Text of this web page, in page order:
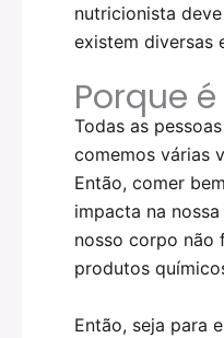
nutricionista
existem diversas
Porque
Todas as
comemos várias
Então, comer
impacta na
nosso corpo não
produtos
Então, seja para